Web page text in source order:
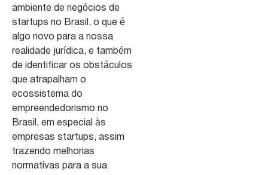
ambiente de negócios de
startups no Brasil, o que é
algo novo para a nossa
realidade jurídica, e também
de identificar os obstáculos
que atrapalham o
ecossistema do
empreendedorismo no
Brasil, em especial às
empresas startups, assim
trazendo melhorias
normativas para a sua